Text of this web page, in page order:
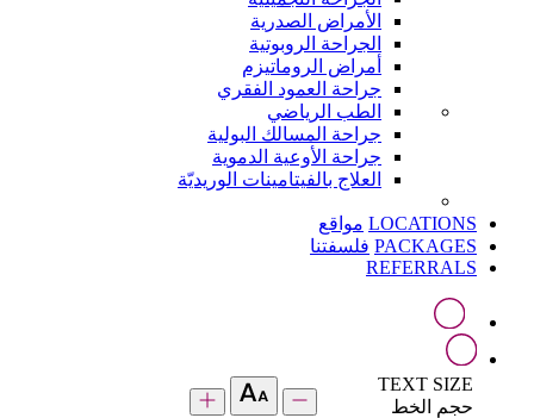
الأمراض الصدرية
الجراحة الروبوتية
أمراض الروماتيزم
جراحة العمود الفقري
الطب الرياضي
جراحة المسالك البولية
جراحة الأوعية الدموية
العلاج بالفيتامينات الوريديّة
LOCATIONS مواقع
PACKAGES فلسفتنا
REFERRALS
TEXT SIZE
حجم الخط